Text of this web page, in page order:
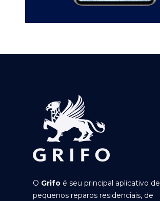
O Grifo é seu principal aplicativo de
pequenos reparos residenciais, de